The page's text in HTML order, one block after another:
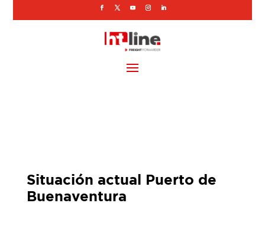
Situación actual Puerto de
Buenaventura